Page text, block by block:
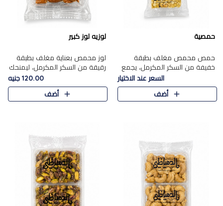
حمصية
حمص محمص مغلف بطبقة
خفيفة من السكر المكرمل، يجمع
بين القرمشة المميزة والطعم
الشرقي الأصيل في واحدة من أشهر
حلويات الموسم.
السعر عند الاختيار
أضف
لوزيه لوز كبير
لوز محمص بعناية مغلف بطبقة
رقيقة من السكر المكرمل، ليمنحك
قرمشة راقية ونكهة غنية تبرز
فخامة اللوز في كل قطعة.
120.00 جنيه
أضف